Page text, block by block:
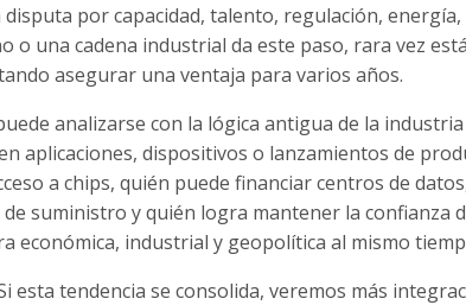
por capacidad, talento, regulación,
o una cadena industrial da este paso, rara vez
asegurar una ventaja para varios años.
analizarse con la lógica antigua de la
aplicaciones, dispositivos o lanzamientos de
a chips, quién puede financiar centros de
suministro y quién logra mantener la confianza
económica, industrial y geopolítica al mismo
esta tendencia se consolida, veremos más